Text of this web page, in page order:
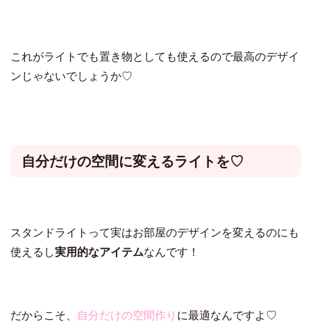
これがライトでも置き物としても使えるので最高のデザイ
ンじゃないでしょうか♡
自分だけの空間に変えるライトを♡
スタンドライトって実はお部屋のデザインを変えるのにも
使えるし実用的なアイテムなんです！
だからこそ、 自分だけの空間作り に最適なんですよ♡